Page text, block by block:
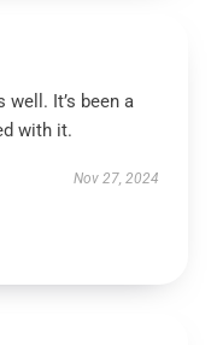
It’s been a
with it.
Nov 27, 2024